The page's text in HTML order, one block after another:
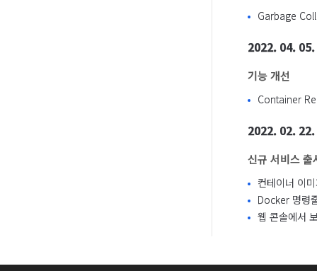
Garbage
2022. 04. 05.
기능 개선
Container
2022. 02. 22.
신규 서비스 출
컨테이너 이
Docker 명령
웹 콘솔에서